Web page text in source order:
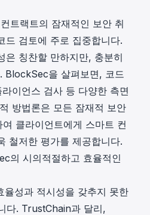
트랙트의 잠재적인 보안 취
드 검토에 주로 집중합니다.
은 칭찬할 만하지만, 충분히
BlockSec을 살펴보면, 코드
이언스 검사 등 다양한 측면
방법론은 모든 잠재적 보안
클라이언트에게 스마트 컨
철저한 평가를 제공합니다.
의 시의적절하고 효율적인
성과 적시성을 갖추지 못한
다. TrustChain과 달리,